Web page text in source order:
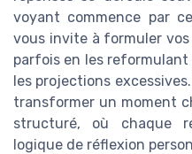
voyant commence par
vous invite à formuler
parfois en les
les projections
transformer un moment
structuré, où chaque
logique de réflexion